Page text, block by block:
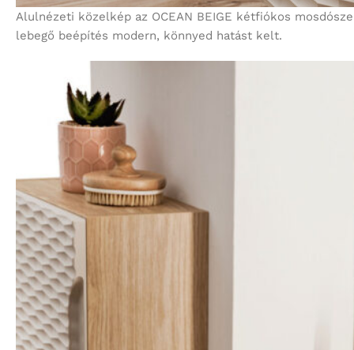
Alulnézeti közelkép az OCEAN BEIGE kétfiókos
lebegő beépítés modern, könnyed hatást kelt.